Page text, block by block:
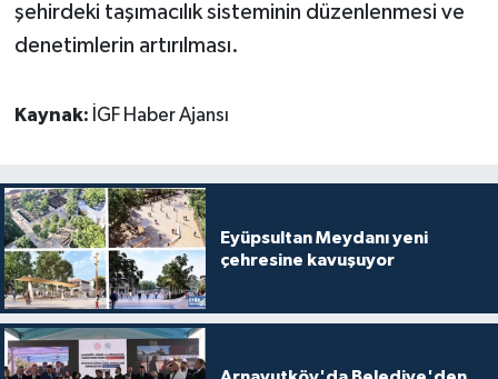
şehirdeki taşımacılık sisteminin düzenlenmesi ve
denetimlerin artırılması.
Kaynak: İGF Haber Ajansı
Eyüpsultan Meydanı yeni
çehresine kavuşuyor